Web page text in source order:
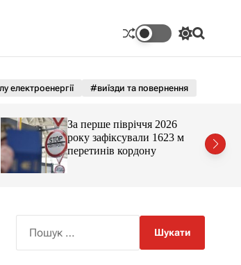
П
м
а
ч
к
о
в
о
г
П
електроенергії #виїзди та повернення
За перше півріччя 2026
року зафіксували 1623 млн
перетинів кордону